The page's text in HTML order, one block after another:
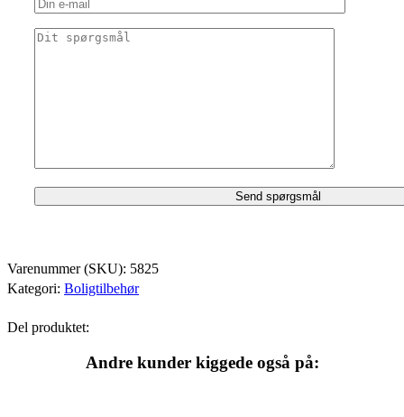
Varenummer (SKU): 5825
Kategori: Boligtilbehør
Del produktet:
Andre kunder kiggede også på: